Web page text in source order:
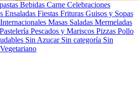
Bebidas Carne Celebraciones
Ensaladas Fiestas Frituras Guisos y Sopas
Internacionales Masas Saladas Mermeladas
Pastelería Pescados y Mariscos Pizzas Pollo
Sin Azucar Sin categoría Sin
Vegetariano